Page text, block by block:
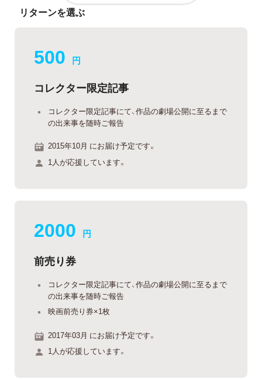
リターンを選ぶ
500 円
コレクター限定記事
コレクター限定記事にて、作品の劇場公開に至るまで
の出来事を随時ご報告
2015年10月 にお届け予定です。
1人が応援しています。
2000 円
前売り券
コレクター限定記事にて、作品の劇場公開に至るまで
の出来事を随時ご報告
映画前売り券×1枚
2017年03月 にお届け予定です。
1人が応援しています。